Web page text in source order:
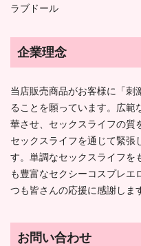
ラブドール
企業理念
当店販売商品がお客様に「刺
ることを願っています。広範
華させ、セックスライフの質
セックスライフを通じて緊張
す。単調なセックスライフを
も豊富なセクシーコスプレエ
つも皆さんの応援に感謝しま
お問い合わせ